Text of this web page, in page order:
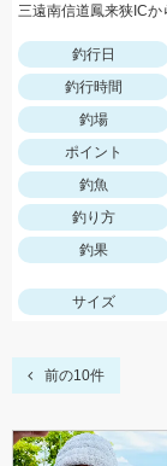
釣行日
釣行時間
釣場
ポイント
釣魚
釣り方
釣果
サイズ
前の10件